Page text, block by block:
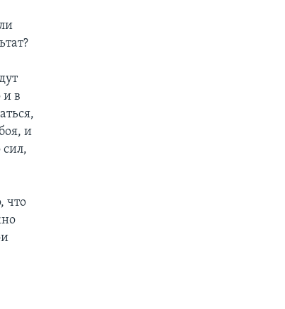
и в
и
сил,
что